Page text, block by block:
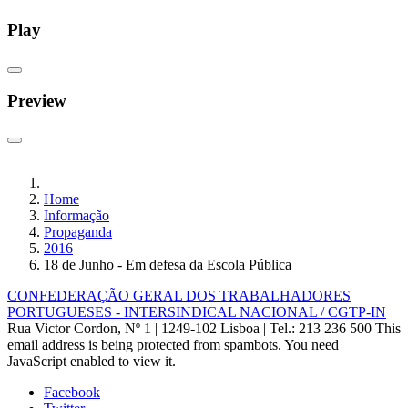
Play
Preview
Home
Informação
Propaganda
2016
18 de Junho - Em defesa da Escola Pública
CONFEDERAÇÃO GERAL DOS TRABALHADORES
PORTUGUESES - INTERSINDICAL NACIONAL / CGTP-IN
Rua Victor Cordon, Nº 1 | 1249-102 Lisboa | Tel.: 213 236 500 This
email address is being protected from spambots. You need
JavaScript enabled to view it.
Facebook